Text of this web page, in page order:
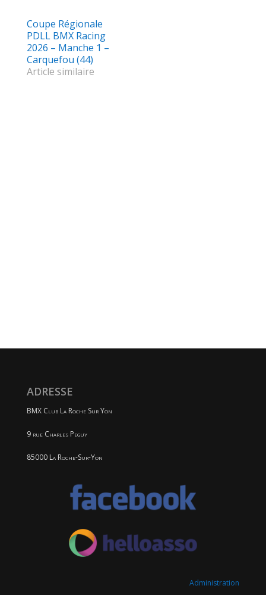
Coupe Régionale
PDLL BMX Racing
2026 – Manche 1 –
Carquefou (44)
Article similaire
ADRESSE
BMX Club La Roche Sur Yon
9 rue Charles Peguy
85000 La Roche-Sur-Yon
Administration